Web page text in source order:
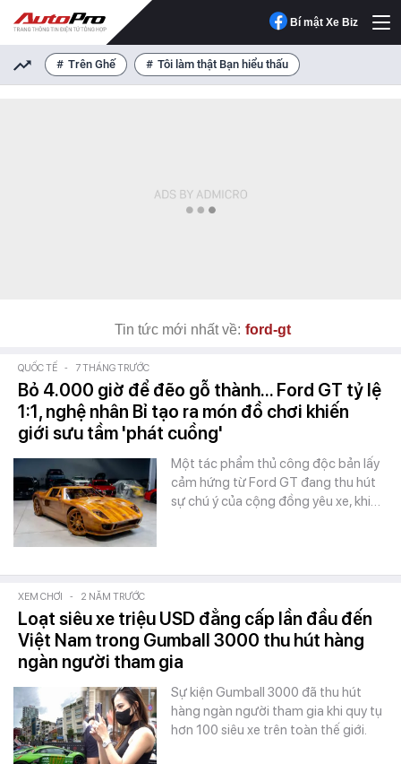
Bí mật Xe Biz
Trên Ghế Tôi làm thật Bạn hiểu thấu
Tin tức mới nhất về: ford-gt
QUỐC TẾ - 7 THÁNG TRƯỚC
Bỏ 4.000 giờ để đẽo gỗ thành... Ford GT tỷ lệ
1:1, nghệ nhân Bỉ tạo ra món đồ chơi khiến
giới sưu tầm 'phát cuồng'
Một tác phẩm thủ công độc bản lấy
cảm hứng từ Ford GT đang thu hút
sự chú ý của cộng đồng yêu xe, khi…
XEM CHƠI - 2 NĂM TRƯỚC
Loạt siêu xe triệu USD đẳng cấp lần đầu đến
Việt Nam trong Gumball 3000 thu hút hàng
ngàn người tham gia
Sự kiện Gumball 3000 đã thu hút
hàng ngàn người tham gia khi quy tụ
hơn 100 siêu xe trên toàn thế giới.